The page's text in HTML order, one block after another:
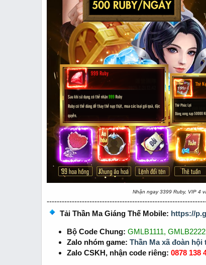
Nhận ngay 3399 Ruby, VIP 4
Tải Thần Ma Giáng Thế Mobile: https://
Bộ Code Chung: GMLB1111,
Zalo nhóm game: Thần Ma xã đoàn hội
Zalo CSKH, nhận code riêng: 0878 138